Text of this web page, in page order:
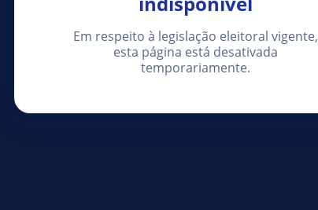
Em respeito à legislação eleitoral vigente,
esta página está desativada
temporariamente.